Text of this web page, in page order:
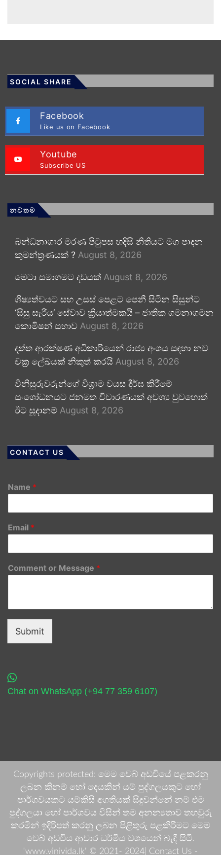
SOCIAL SHARE
Facebook
Like us on Facebook
Youtube
Subscribe US
නවතම
බන්ධනාගාර මරණ පිටුපස හදිසි නීතියට මග පාදන
කුමන්ත්‍රණයක් ? August 8, 2026
මෙටා සමාගමට දඩයක් August 8, 2026
ශිෂ්‍යත්වයට සහ උසස් පෙළට පෙනී සිටින සිසුන්ට
‘සිසු සැරිය’ සේවාව ක්‍රියාත්මකයි – ජාතික ගමනාගමන
කොමිෂන් සභාව August 8, 2026
දත්ත ආරක්ෂණ අධිකාරියෙන් රාජ්‍ය අංශය සඳහා නව
චක්‍ර ලේඛයක් නිකුත් කරයි August 8, 2026
විනිසුරුවරුන්ගේ විශ්‍රාම වයස දීර්ඝ කිරීමේ
සංශෝධනයට ජනමත විචාරණයක් අවශ්‍ය වුවහොත්
ඊට සූදානම් August 8, 2026
CONTACT US
Name *
Email *
Comment or Message *
Submit
Chat on WhatsApp (+94 77 359 6107)
Copyrights protected: මෙම වෙබ් අඩවියේ පළකරනු
ලබන කිනම් හෝ දෙයකින් යම් පුද්ගලයකුට හෝ
පාර්ශවයකට යම්කිසි අගතියක් සිදුවන්නේ නම් එම
පුද්ගලයා හෝ පාර්ශවය විසින් තම අනන්‍යතාව තහවුරු
කරමින් ඉදිරිපත් කරනු ලබන පිළිතුරු පළකිරීමට මෙම
වෙබ් අඩවිය ආචාර ධර්මීය වශයෙන් බැඳී සිටී.
'www.vinivida.lk' © 2021- 2024| Contact Us -